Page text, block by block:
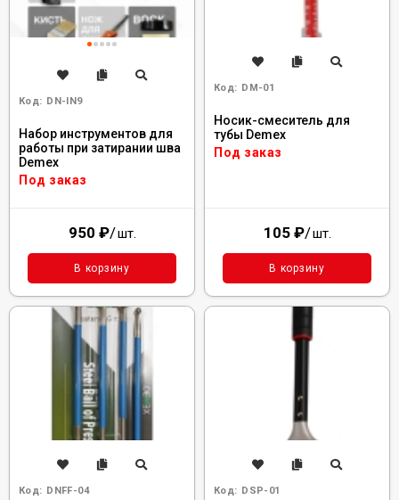
Код: DN-IN9
Набор инструментов для
работы при затирании шва
Demex
Под заказ
950 ₽/шт.
В корзину
Код: DM-01
Носик-смеситель для
тубы Demex
Под заказ
105 ₽/шт.
В корзину
Код: DNFF-04 Код: DSP-01